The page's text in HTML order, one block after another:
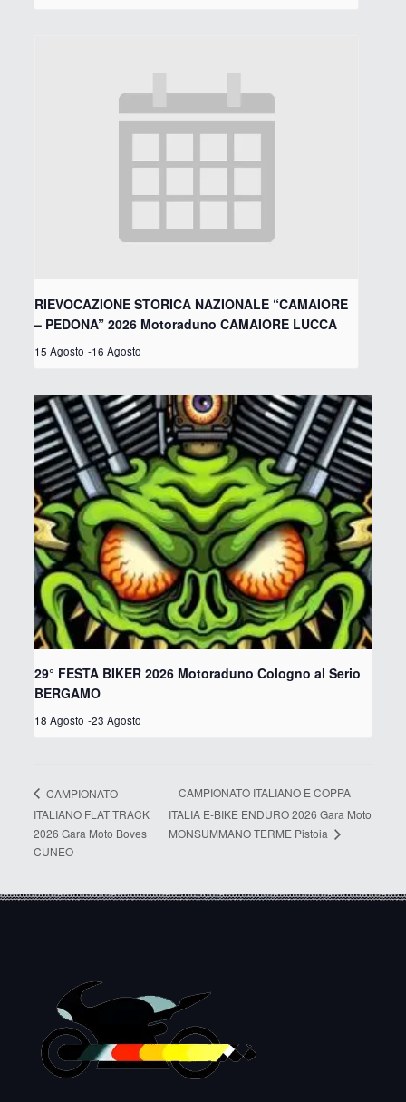
RIEVOCAZIONE STORICA NAZIONALE “CAMAIORE
– PEDONA” 2026 Motoraduno CAMAIORE LUCCA
15 Agosto -16 Agosto
29° FESTA BIKER 2026 Motoraduno Cologno al Serio
BERGAMO
18 Agosto -23 Agosto
CAMPIONATO
ITALIANO FLAT TRACK
2026 Gara Moto Boves
CUNEO
CAMPIONATO ITALIANO E COPPA
ITALIA E-BIKE ENDURO 2026 Gara Moto
MONSUMMANO TERME Pistoia